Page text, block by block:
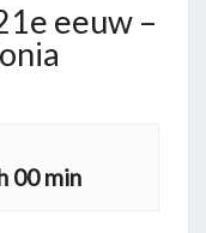
eeuw –
00 min